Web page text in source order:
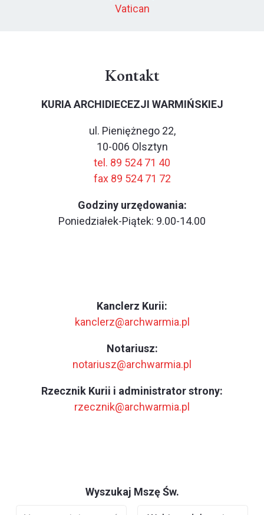
Vatican
Kontakt
KURIA ARCHIDIECEZJI WARMIŃSKIEJ
ul. Pieniężnego 22,
10-006 Olsztyn
tel. 89 524 71 40
fax 89 524 71 72
Godziny urzędowania:
Poniedziałek-Piątek: 9.00-14.00
Kanclerz Kurii:
kanclerz@archwarmia.pl
Notariusz:
notariusz@archwarmia.pl
Rzecznik Kurii i administrator strony:
rzecznik@archwarmia.pl
Wyszukaj Mszę Św.